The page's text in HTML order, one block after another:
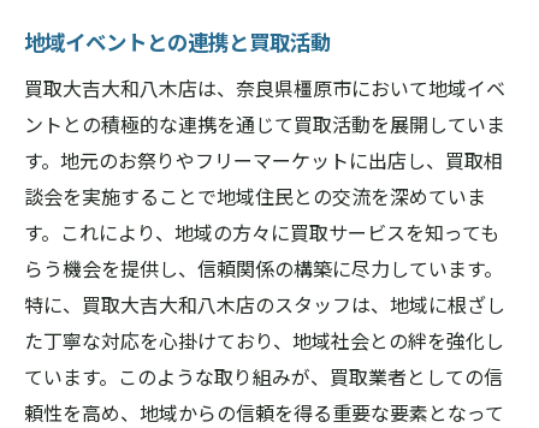
地域イベントとの連携と買取活動
買取大吉大和八木店は、奈良県橿原市において地域イベ
ントとの積極的な連携を通じて買取活動を展開していま
す。地元のお祭りやフリーマーケットに出店し、買取相
談会を実施することで地域住民との交流を深めていま
す。これにより、地域の方々に買取サービスを知っても
らう機会を提供し、信頼関係の構築に尽力しています。
特に、買取大吉大和八木店のスタッフは、地域に根ざし
た丁寧な対応を心掛けており、地域社会との絆を強化し
ています。このような取り組みが、買取業者としての信
頼性を高め、地域からの信頼を得る重要な要素となって